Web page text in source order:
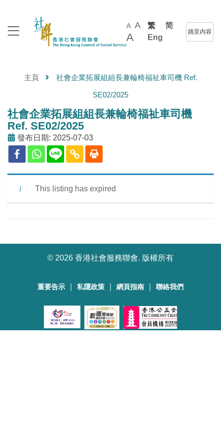
A A
A
繁
简
Eng
跳至內容
主頁 社會企業拓展組組長兼輪椅福祉車司機 Ref.
SE02/2025
社會企業拓展組組長兼輪椅福祉車司機
Ref. SE02/2025
發布日期: 2025-07-03
This listing has expired
© 2026 香港社會服務聯會. 版權所有
重要告示 私隱政策 網頁指南 聯絡我們